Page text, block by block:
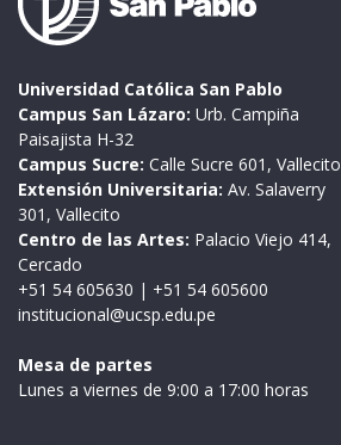
Universidad Católica San Pablo
Campus San Lázaro: Urb. Campiña
Paisajista H-32
Campus Sucre: Calle Sucre 601, Vallecito
Extensión Universitaria: Av. Salaverry
301, Vallecito
Centro de las Artes: Palacio Viejo 414,
Cercado
+51 54 605630 | +51 54 605600
institucional@ucsp.edu.pe
Mesa de partes
Lunes a viernes de 9:00 a 17:00 horas